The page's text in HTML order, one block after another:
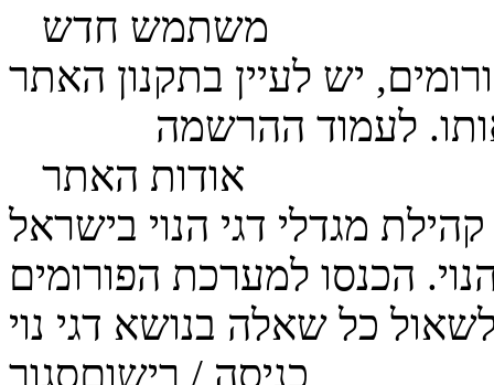
משתמש חדש
יש לעיין בתקנון האתר
לעמוד ההרשמה
אודות האתר
הכנסו למערכת הפורומים
כניסה / רישוםסגור